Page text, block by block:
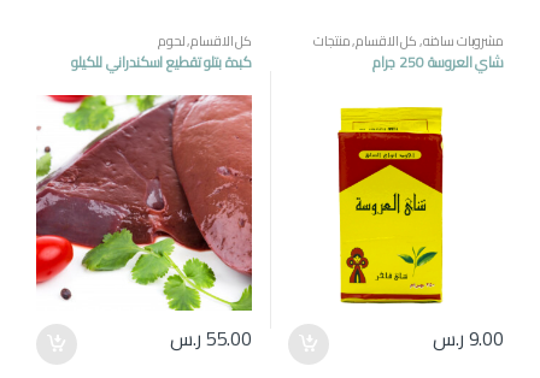
مشروبات ساخنه,كل الاقسام,منتجات
مصرية
شاي العروسة 250 جرام
9.00ر.س
كل الاقسام,لحوم
كبدة بتلو تقطيع اسكندراني للكيلو
55.00ر.س